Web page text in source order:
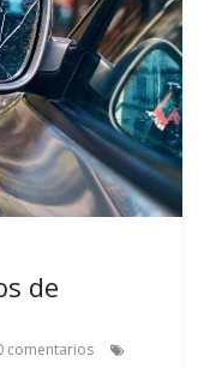
de
comentarios